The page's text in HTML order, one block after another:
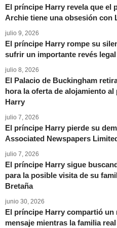
El príncipe Harry revela que el
Archie tiene una obsesión con
julio 9, 2026
El príncipe Harry rompe su
sufrir un importante revés legal
julio 8, 2026
El Palacio de Buckingham
hora la oferta de alojamiento al
Harry
julio 7, 2026
El príncipe Harry pierde su
Associated Newspapers
julio 7, 2026
El príncipe Harry sigue
para la posible visita de su
Bretaña
junio 30, 2026
El príncipe Harry compartió un
mensaje mientras la familia